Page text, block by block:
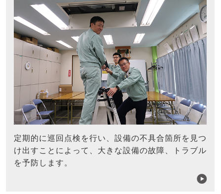
定期的に巡回点検を行い、設備の不具合箇所を見つ
け出すことによって、大きな設備の故障、トラブル
を予防します。